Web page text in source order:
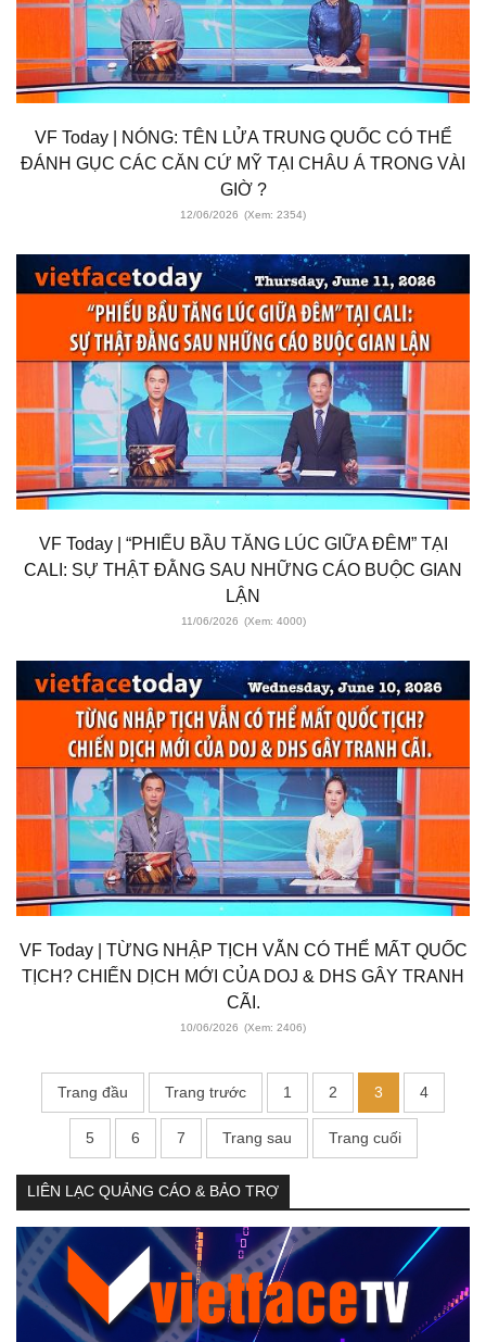
VF Today | NÓNG: TÊN LỬA TRUNG QUỐC CÓ THỂ
ĐÁNH GỤC CÁC CĂN CỨ MỸ TẠI CHÂU Á TRONG VÀI
GIỜ ?
12/06/2026 (Xem: 2354)
VF Today | “PHIẾU BẦU TĂNG LÚC GIỮA ĐÊM” TẠI
CALI: SỰ THẬT ĐẰNG SAU NHỮNG CÁO BUỘC GIAN
LẬN
11/06/2026 (Xem: 4000)
VF Today | TỪNG NHẬP TỊCH VẪN CÓ THỂ MẤT QUỐC
TỊCH? CHIẾN DỊCH MỚI CỦA DOJ & DHS GÂY TRANH
CÃI.
10/06/2026 (Xem: 2406)
Trang đầu Trang trước 1 2 3 4
5 6 7 Trang sau Trang cuối
LIÊN LẠC QUẢNG CÁO & BẢO TRỢ